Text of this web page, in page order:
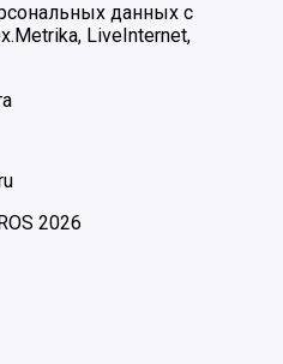
данных с
LiveInternet,
2026